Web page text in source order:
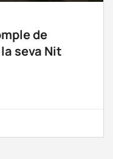
de
seva Nit